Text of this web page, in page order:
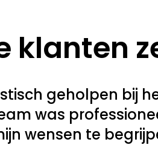
klanten
geholpen bij
was
wensen te